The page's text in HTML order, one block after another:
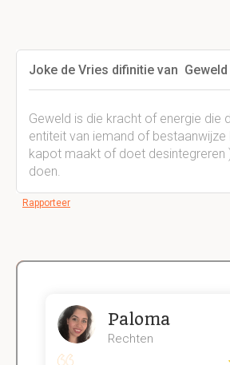
Joke de Vries difinitie van Geweld
Geweld is die kracht of energie die
entiteit van iemand of
kapot maakt of doet
doen.
Rapporteer
Paloma
Rechten